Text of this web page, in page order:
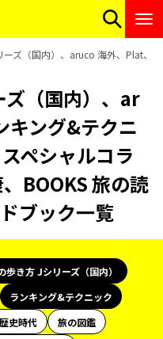
ズ（国内）、aruco 海外、Plat、
ズ（国内）、ar
ング&テクニ
ペシャルコラ
BOOKS 旅の読
ブック一覧
歩き方 Jシリーズ（国内）
ランキング&テクニック
歴史時代
旅の図鑑